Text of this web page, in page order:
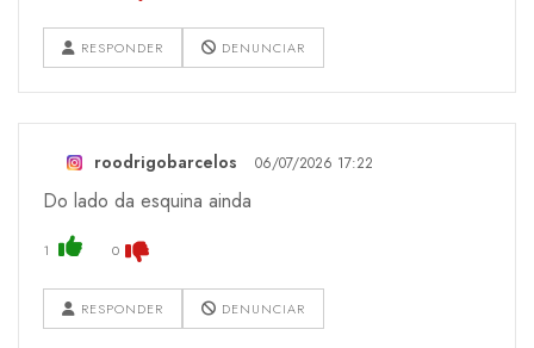
RESPONDER DENUNCIAR
roodrigobarcelos 06/07/2026 17:22
Do lado da esquina ainda
1 0
RESPONDER DENUNCIAR